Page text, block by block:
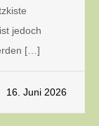
jedoch
[…]
16. Juni 2026